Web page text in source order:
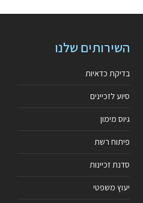
השירותים שלנו
בדיקת כדאיות
סיוע לזכיינים
גיוס מימון
פיתוח רשת
סדנת זכיינות
יעוץ משפטי